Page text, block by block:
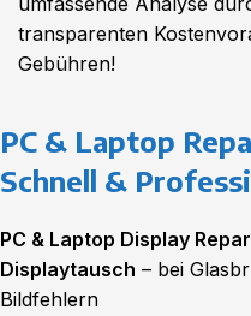
transparenten
Gebühren!
PC & Laptop
Schnell &
PC & Laptop Display
Displaytausch – bei
Bildfehlern